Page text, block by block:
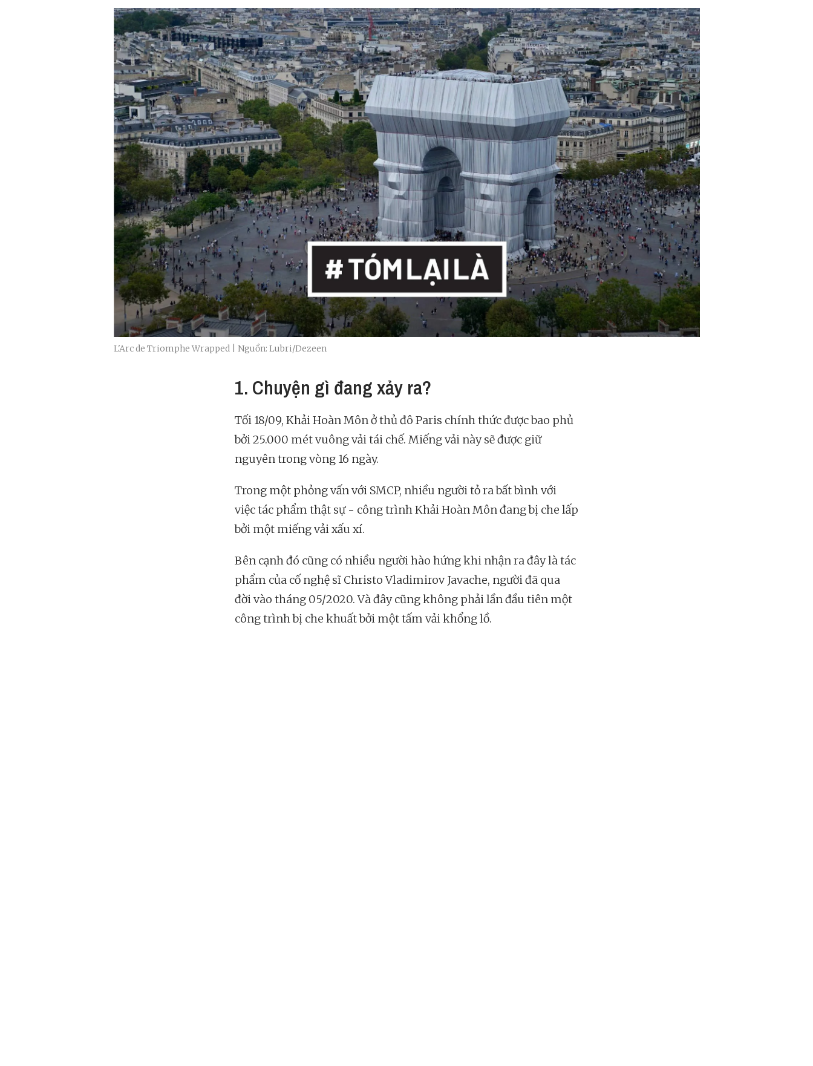
L'Arc de Triomphe Wrapped | Nguồn: Lubri/Dezeen
1. Chuyện gì đang xảy ra?
Tối 18/09, Khải Hoàn Môn ở thủ đô Paris chính thức được bao phủ
bởi 25.000 mét vuông vải tái chế. Miếng vải này sẽ được giữ
nguyên trong vòng 16 ngày.
Trong một phỏng vấn với SMCP, nhiều người tỏ ra bất bình với
việc tác phẩm thật sự - công trình Khải Hoàn Môn đang bị che lấp
bởi một miếng vải xấu xí.
Bên cạnh đó cũng có nhiều người hào hứng khi nhận ra đây là tác
phẩm của cố nghệ sĩ Christo Vladimirov Javache, người đã qua
đời vào tháng 05/2020. Và đây cũng không phải lần đầu tiên một
công trình bị che khuất bởi một tấm vải khổng lồ.